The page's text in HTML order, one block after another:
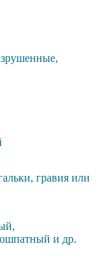
гравия или
и др.